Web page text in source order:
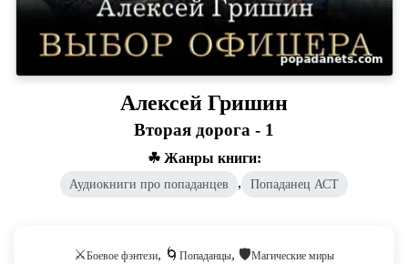
Алексей Гришин
Вторая дорога - 1
☘ Жанры книги:
Аудиокниги про попаданцев , Попаданец АСТ
⚔️Боевое фэнтези, 🌀 Попаданцы, 🛡️Магические миры